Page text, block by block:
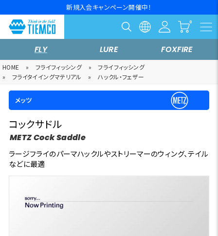
新規入会キャンペーン開催中！
FLY LURE FOXFIRE
HOME » フライフィッシング »
フライフィッシング
»
フライタイイングマテリアル » ハックル・フェザー
メッツ
コックサドル
METZ Cock Saddle
ラージフライのパーマハックルやストリーマーのウィング、テイル
などに最適